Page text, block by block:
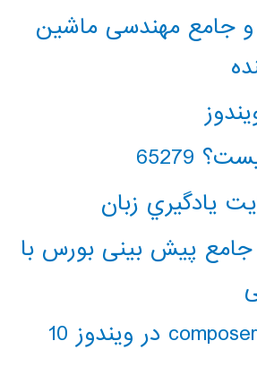
و جامع مهندسی ماشین
65279
يادگيري زبان
پیش بینی بورس با